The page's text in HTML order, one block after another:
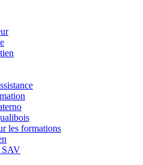
les formations
SAV